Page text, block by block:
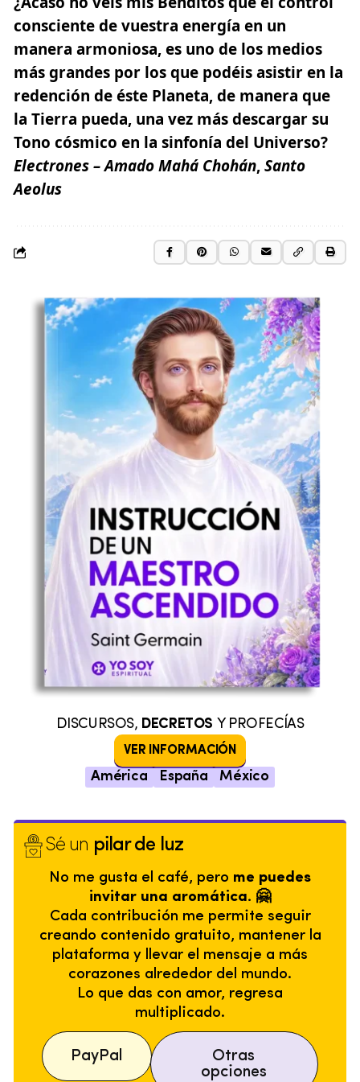
consciente de vuestra energía en un
manera armoniosa, es uno de los medios
más grandes por los que podéis asistir en la
redención de éste Planeta, de manera que
la Tierra pueda, una vez más descargar su
Tono cósmico en la sinfonía del Universo?
Electrones – Amado Mahá Chohán,Santo
Aeolus
DISCURSOS, DECRETOS Y PROFECÍAS
VER INFORMACIÓN
América España México
Sé un pilar de luz
No me gusta el café, pero me puedes
invitar una aromática. 🤗
Cada contribución me permite seguir
creando contenido gratuito, mantener la
plataforma y llevar el mensaje a más
corazones alrededor del mundo.
Lo que das con amor, regresa
multiplicado.
PayPal
Otras
opciones